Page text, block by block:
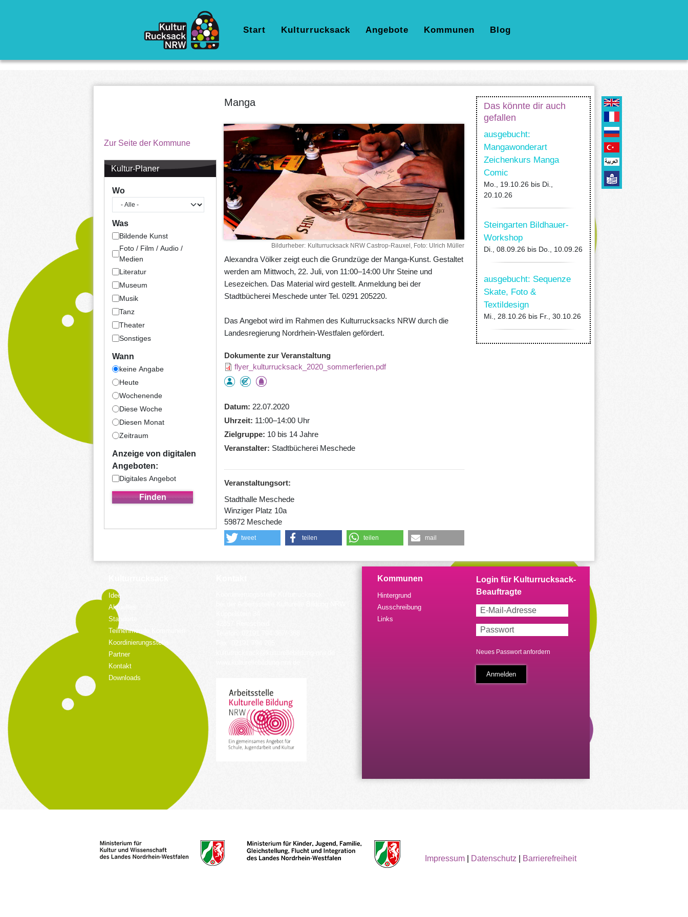
Hauptnavigation
Start Kulturrucksack Angebote Kommunen Blog
Zur Seite der Kommune
Kultur-Planer
Wo
Was
Bildende Kunst
Foto / Film / Audio /
Medien
Literatur
Museum
Musik
Tanz
Theater
Sonstiges
Wann
keine Angabe
Heute
Wochenende
Diese Woche
Diesen Monat
Zeitraum
Anzeige von digitalen
Angeboten:
Digitales Angebot
Manga
Bildurheber Kulturrucksack NRW Castrop-Rauxel, Foto: Ulrich Müller
Alexandra Völker zeigt euch die Grundzüge der Manga-Kunst. Gestaltet
werden am Mittwoch, 22. Juli, von 11:00–14:00 Uhr Steine und
Lesezeichen. Das Material wird gestellt. Anmeldung bei der
Stadtbücherei Meschede unter Tel. 0291 205220.
Das Angebot wird im Rahmen des Kulturrucksacks NRW durch die
Landesregierung Nordrhein-Westfalen gefördert.
Dokumente zur Veranstaltung
flyer_kulturrucksack_2020_sommerferien.pdf
Datum
22.07.2020
Uhrzeit
11:00–14:00 Uhr
Zielgruppe
10 bis 14 Jahre
Veranstalter
Stadtbücherei Meschede
Veranstaltungsort:
Stadthalle Meschede
Winziger Platz 10a
59872 Meschede
tweet teilen teilen mail
Das könnte dir auch
gefallen
ausgebucht:
Mangawonderart
Zeichenkurs Manga
Comic
Mo., 19.10.26 bis Di.,
20.10.26
Steingarten Bildhauer-
Workshop
Di., 08.09.26 bis Do., 10.09.26
ausgebucht: Sequenze
Skate, Foto &
Textildesign
Mi., 28.10.26 bis Fr., 30.10.26
Idee
Aktuelles
Standorte
Teilnehmende Kommunen
Koordinierungsstelle
Partner
Kontakt
Downloads
Kommunen
Hintergrund
Ausschreibung
Links
Neues Passwort anfordern
Impressum| Datenschutz Barrierefreiheit